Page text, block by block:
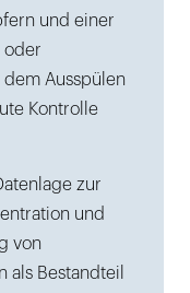
und einer
oder
Ausspülen
Kontrolle
zur
und
von
als Bestandteil